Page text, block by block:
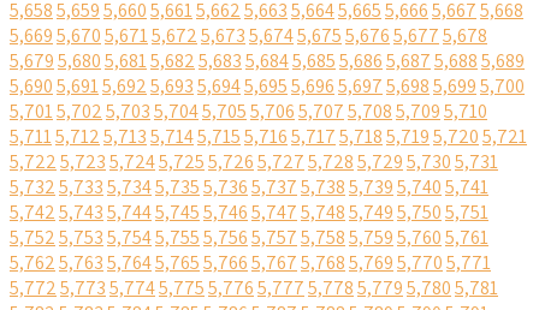
5,6585,6595,6605,6615,6625,6635,6645,6655,6665,6675,668
5,6695,6705,6715,6725,6735,6745,6755,6765,6775,678
5,6795,6805,6815,6825,6835,6845,6855,6865,6875,6885,689
5,6905,6915,6925,6935,6945,6955,6965,6975,6985,6995,700
5,7015,7025,7035,7045,7055,7065,7075,7085,7095,710
5,7115,7125,7135,7145,7155,7165,7175,7185,7195,7205,721
5,7225,7235,7245,7255,7265,7275,7285,7295,7305,731
5,7325,7335,7345,7355,7365,7375,7385,7395,7405,741
5,7425,7435,7445,7455,7465,7475,7485,7495,7505,751
5,7525,7535,7545,7555,7565,7575,7585,7595,7605,761
5,7625,7635,7645,7655,7665,7675,7685,7695,7705,771
5,7725,7735,7745,7755,7765,7775,7785,7795,7805,781